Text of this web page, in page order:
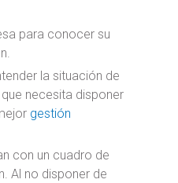
para conocer su
la situación de
necesita disponer
gestión
con un cuadro de
Al no disponer de